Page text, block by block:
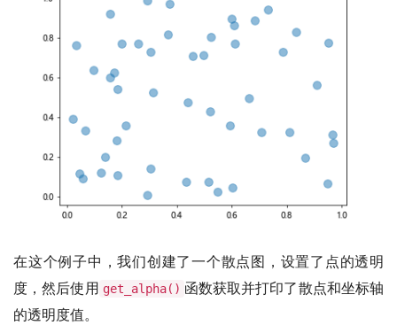
在这个例子中，我们创建了一个散点图，设置了点的透明
度，然后使用 get_alpha() 函数获取并打印了散点和坐标轴
的透明度值。